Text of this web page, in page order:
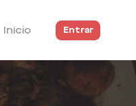
Início Entrar